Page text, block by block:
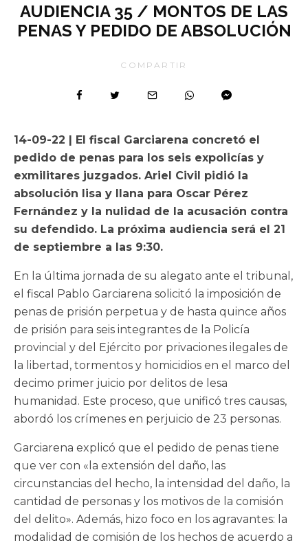
AUDIENCIA 35 / MONTOS DE LAS
PENAS Y PEDIDO DE ABSOLUCIÓN
COMPARTIR
14-09-22 | El fiscal Garciarena concretó el
pedido de penas para los seis expolicías y
exmilitares juzgados. Ariel Civil pidió la
absolución lisa y llana para Oscar Pérez
Fernández y la nulidad de la acusación contra
su defendido. La próxima audiencia será el 21
de septiembre a las 9:30.
En la última jornada de su alegato ante el tribunal,
el fiscal Pablo Garciarena solicitó la imposición de
penas de prisión perpetua y de hasta quince años
de prisión para seis integrantes de la Policía
provincial y del Ejército por privaciones ilegales de
la libertad, tormentos y homicidios en el marco del
decimo primer juicio por delitos de lesa
humanidad. Este proceso, que unificó tres causas,
abordó los crímenes en perjuicio de 23 personas.
Garciarena explicó que el pedido de penas tiene
que ver con «la extensión del daño, las
circunstancias del hecho, la intensidad del daño, la
cantidad de personas y los motivos de la comisión
del delito». Además, hizo foco en los agravantes: la
modalidad de comisión de los hechos de acuerdo a